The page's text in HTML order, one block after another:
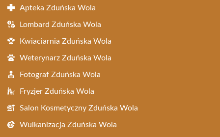
Apteka Zduńska Wola
Lombard Zduńska Wola
Kwiaciarnia Zduńska Wola
Weterynarz Zduńska Wola
Fotograf Zduńska Wola
Fryzjer Zduńska Wola
Salon Kosmetyczny Zduńska Wola
Wulkanizacja Zduńska Wola